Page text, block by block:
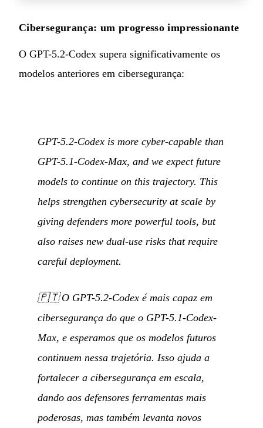
Cibersegurança: um progresso impressionante
O GPT-5.2-Codex supera significativamente os
modelos anteriores em cibersegurança:
GPT-5.2-Codex is more cyber-capable than
GPT-5.1-Codex-Max, and we expect future
models to continue on this trajectory. This
helps strengthen cybersecurity at scale by
giving defenders more powerful tools, but
also raises new dual-use risks that require
careful deployment.
🇵🇹O GPT-5.2-Codex é mais capaz em
cibersegurança do que o GPT-5.1-Codex-
Max, e esperamos que os modelos futuros
continuem nessa trajetória. Isso ajuda a
fortalecer a cibersegurança em escala,
dando aos defensores ferramentas mais
poderosas, mas também levanta novos